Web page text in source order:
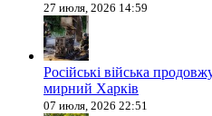
27 июля, 2026 14:59
Російські війська
мирний Харків
07 июля, 2026 22:51